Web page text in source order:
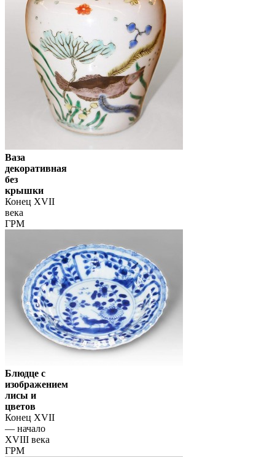
Ваза
декоративная
без
крышки
Конец XVII
века
ГРМ
Блюдце с
изображением
лисы и
цветов
Конец XVII
— начало
XVIII века
ГРМ